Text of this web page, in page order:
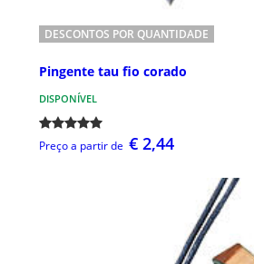
DESCONTOS POR QUANTIDADE
Pingente tau fio corado
DISPONÍVEL
Preço a partir de € 2,44